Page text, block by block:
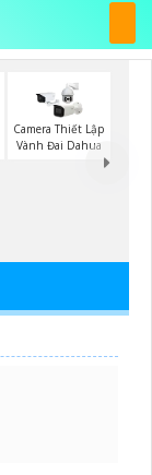
Camera Thiết Lập
Vành Đai Dahua